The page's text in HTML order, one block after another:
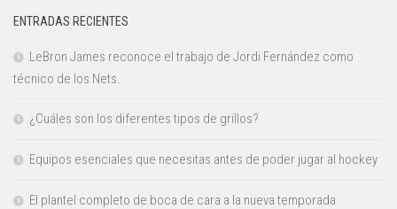
ENTRADAS RECIENTES
LeBron James reconoce el trabajo de Jordi Fernández como
técnico de los Nets.
¿Cuáles son los diferentes tipos de grillos?
Equipos esenciales que necesitas antes de poder jugar al hockey
El plantel completo de boca de cara a la nueva temporada